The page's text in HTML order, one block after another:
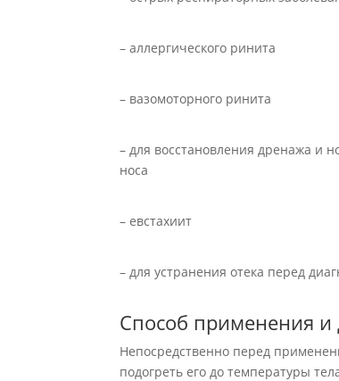
– аллергического ринита
– вазомоторного ринита
– для восстановления дренажа и
носа
– евстахиит
– для устранения отека перед
Способ применения и
Непосредственно перед
подогреть его до температуры